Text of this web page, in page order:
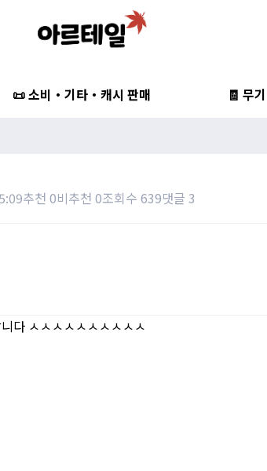
📜 소비・기타・캐시 판매 🧾 무
추천 0비추천 0조회수 639댓글 3
다 ㅅㅅㅅㅅㅅㅅㅅㅅㅅㅅ